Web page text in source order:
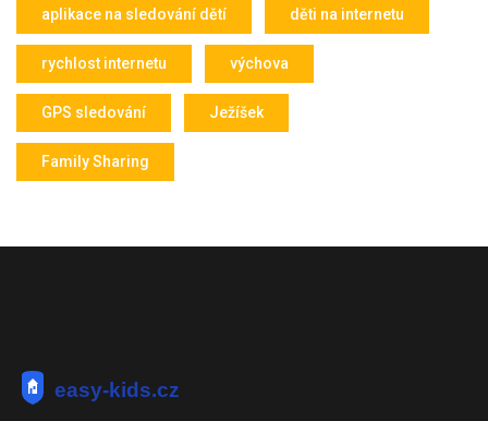
aplikace na sledování dětí děti na internetu
rychlost internetu výchova
GPS sledování Ježíšek
Family Sharing